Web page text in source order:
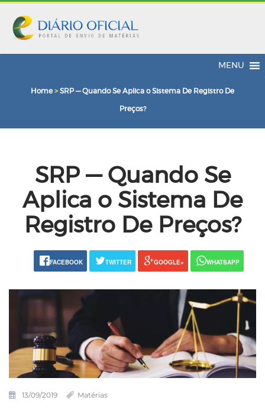
MENU
Home > SRP — Quando Se Aplica o Sistema De Registro De
Preços?
SRP — Quando Se
Aplica o Sistema De
Registro De Preços?
FACEBOOK TWITTER GOOGLE+ WHATSAPP
13/09/2019 Matérias